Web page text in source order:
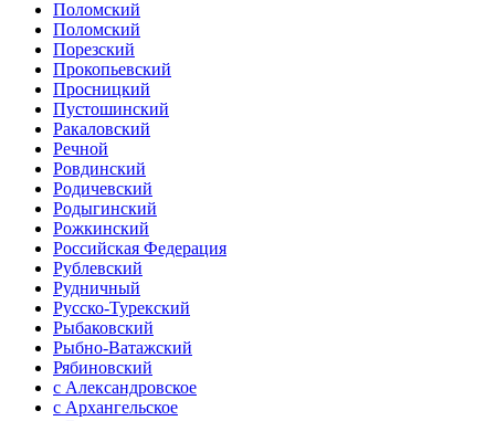
Поломский
Поломский
Порезский
Прокопьевский
Просницкий
Пустошинский
Ракаловский
Речной
Ровдинский
Родичевский
Родыгинский
Рожкинский
Российская Федерация
Рублевский
Рудничный
Русско-Турекский
Рыбаковский
Рыбно-Ватажский
Рябиновский
с Александровское
с Архангельское